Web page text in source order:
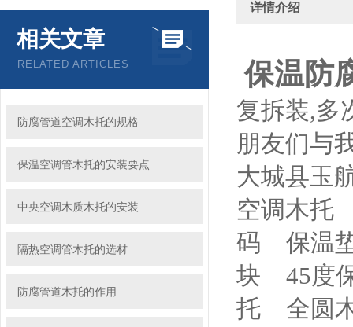
相关文章
RELATED ARTICLES
防腐管道空调木托的规格
保温空调管木托的安装要点
中央空调木质木托的安装
隔热空调管木托的选材
防腐管道木托的作用
详情介绍
保温防
复拆装,多
朋友们与
大城县玉
空调木
码 保温
块 45度
托 全圆